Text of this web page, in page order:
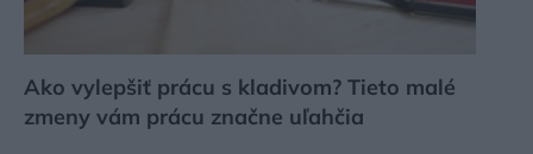
Ako vylepšiť prácu s kladivom? Tieto malé
zmeny vám prácu značne uľahčia